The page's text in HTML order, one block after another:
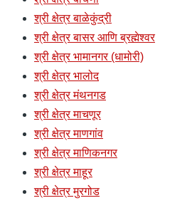
श्री क्षेत्र बाळेकुंद्री
श्री क्षेत्र बासर आणि ब्रह्मेश्वर
श्री क्षेत्र भामानगर (धामोरी)
श्री क्षेत्र भालोद
श्री क्षेत्र मंथनगड
श्री क्षेत्र माचणूर
श्री क्षेत्र माणगांव
श्री क्षेत्र माणिकनगर
श्री क्षेत्र माहूर
श्री क्षेत्र मुरगोड